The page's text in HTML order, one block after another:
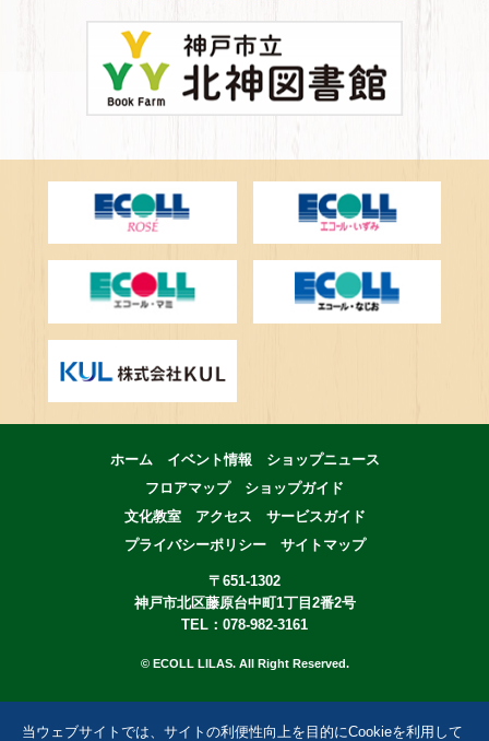
ホーム イベント情報
ショップニュース
フロアマップ
ショップガイド
文化教室
アクセス
サービスガイド
プライバシーポリシー
サイトマップ
〒651-1302
神戸市北区藤原台中町1丁目2番2号
TEL：078-982-3161
© ECOLL LILAS. All Right Reserved.
当ウェブサイトでは、サイトの利便性向上を目的にCookieを利用して